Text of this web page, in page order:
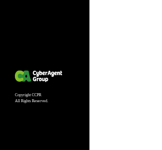
Copyright CCPR
All Rights Reserved.